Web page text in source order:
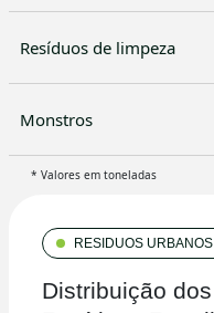
Resíduos de limpeza
Monstros
* Valores em toneladas
RESIDUOS
Distribuição